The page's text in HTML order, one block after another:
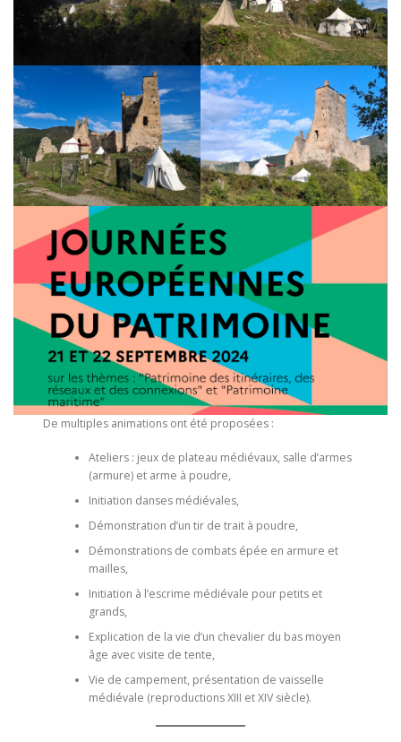
De multiples animations ont été proposées :
Ateliers : jeux de plateau médiévaux, salle d’armes
(armure) et arme à poudre,
Initiation danses médiévales,
Démonstration d’un tir de trait à poudre,
Démonstrations de combats épée en armure et
mailles,
Initiation à l’escrime médiévale pour petits et
grands,
Explication de la vie d’un chevalier du bas moyen
âge avec visite de tente,
Vie de campement, présentation de vaisselle
médiévale (reproductions XIII et XIV siècle).